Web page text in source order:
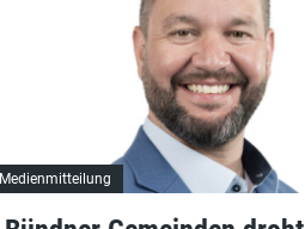
Medienmitteilung